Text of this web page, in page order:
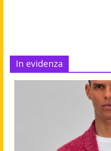
In evidenza